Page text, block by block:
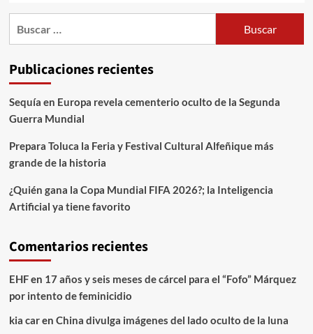
Publicaciones recientes
Sequía en Europa revela cementerio oculto de la Segunda
Guerra Mundial
Prepara Toluca la Feria y Festival Cultural Alfeñique más
grande de la historia
¿Quién gana la Copa Mundial FIFA 2026?; la Inteligencia
Artificial ya tiene favorito
Comentarios recientes
EHFen 17 años y seis meses de cárcel para el “Fofo” Márquez
por intento de feminicidio
kia caren China divulga imágenes del lado oculto de la luna